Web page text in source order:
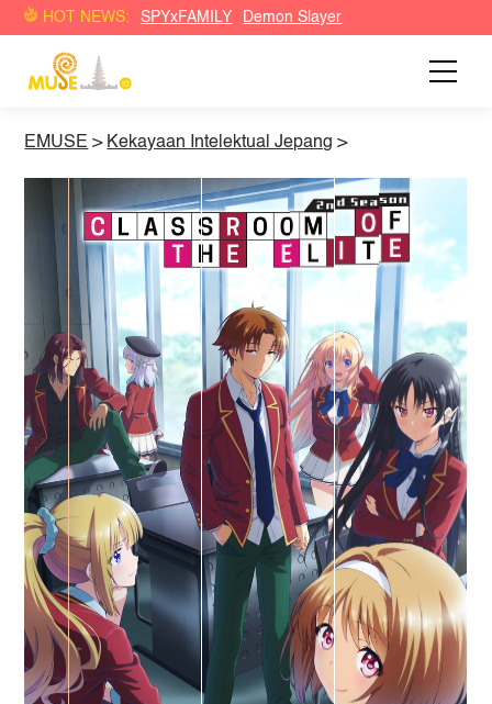
HOT NEWS: SPYxFAMILY Demon Slayer
EMUSE > Kekayaan Intelektual Jepang >